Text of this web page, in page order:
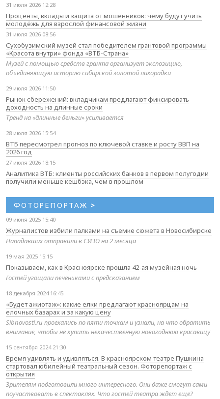
31 июля 2026 12:28
Проценты, вклады и защита от мошенников: чему будут учить
молодёжь для взрослой финансовой жизни
31 июля 2026 08:56
Сухобузимский музей стал победителем грантовой программы
«Красота внутри» фонда «ВТБ-Страна»
Музей с помощью средств гранта организует экспозицию,
объединяющую историю сибирской золотой лихорадки
29 июля 2026 11:50
Рынок сбережений: вкладчикам предлагают фиксировать
доходность на длинные сроки
Тренд на «длинные деньги» усиливается
28 июля 2026 15:54
ВТБ пересмотрел прогноз по ключевой ставке и росту ВВП на
2026 год
27 июля 2026 18:15
Аналитика ВТБ: клиенты российских банков в первом полугодии
получили меньше кешбэка, чем в прошлом
ФОТОРЕПОРТАЖ >
09 июня 2025 15:40
Журналистов избили палками на съемке сюжета в Новосибирске
Нападавших отправили в СИЗО на 2 месяца
19 мая 2025 15:15
Показываем, как в Красноярске прошла 42-ая музейная ночь
Гостей угощали печеньками с предсказанием
18 декабря 2024 16:45
«Будет ажиотаж»: какие елки предлагают красноярцам на
елочных базарах и за какую цену
Sibnovosti.ru проехались по пяти точкам и узнали, на что обратить
внимание, чтобы не купить некачественную новогоднюю красавицу
15 сентября 2024 21:30
Время удивлять и удивляться. В красноярском театре Пушкина
стартовал юбилейный театральный сезон. Фоторепортаж с
открытия
Зрителям подготовили много интересного. Они даже смогут сами
поучаствовать в спектаклях. Что гостей театра ждет еще?